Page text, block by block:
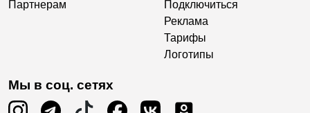
Партнерам
Подключиться
Реклама
Тарифы
Логотипы
Мы в соц. сетях